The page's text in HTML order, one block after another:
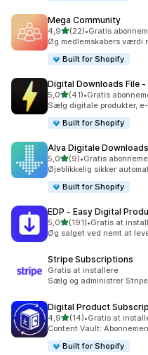
Mega Community
4,9ud af 5 stjerner
(22)
22 anmeldelser i alt
•Gratis
Øg medlemskabers værdi
Built for Shopify
Digital Downloads File ‑
5,0ud af 5 stjerner
(41)
41 anmeldelser i alt
•Gratis
Sælg digitale produkter, e-
Built for Shopify
Alva Digitale Downloads
5,0ud af 5 stjerner
(9)
9 anmeldelser i alt
•Gratis
Øjeblikkelig sikker
Built for Shopify
EDP ‑ Easy Digital
5,0ud af 5 stjerner
(191)
191 anmeldelser i alt
•Gratis at
Øg salget ved nemt at
Stripe Subscriptions
Gratis at installere
Sælg og administrer
Digital Product
4,9ud af 5 stjerner
(14)
14 anmeldelser i alt
•Gratis at
Content Vault:
Built for Shopify